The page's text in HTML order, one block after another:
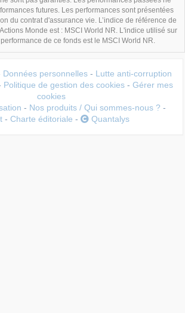
futures. Les performances sont présentées
du contrat d'assurance vie. L’indice de référence de
Monde est : MSCI World NR. L'indice utilisé sur
de ce fonds est le MSCI World NR.
Données personnelles - Lutte anti-corruption
Politique de gestion des cookies - Gérer mes
cookies
- Nos produits / Qui sommes-nous ? -
- Charte éditoriale - Quantalys